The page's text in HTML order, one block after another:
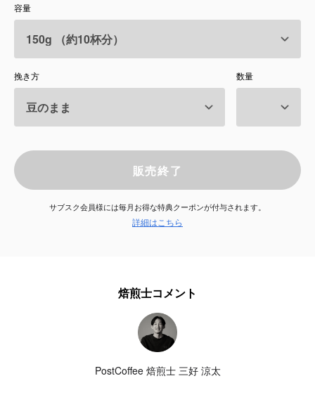
リキッド
卸販売
コーヒーのサブスク
サービス
容量
挽き方 数量
販売終了
サブスク会員様には毎月お得な特典クーポンが付与されます。
詳細はこちら
焙煎士コメント
PostCoffee 焙煎士 三好 涼太